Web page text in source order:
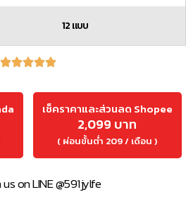
12 แบบ
เช็คราคาและส่วนลด Shopee
2,099 บาท
( ผ่อนขั้นต่ำ 209 / เดือน )
on LINE @591jylfe